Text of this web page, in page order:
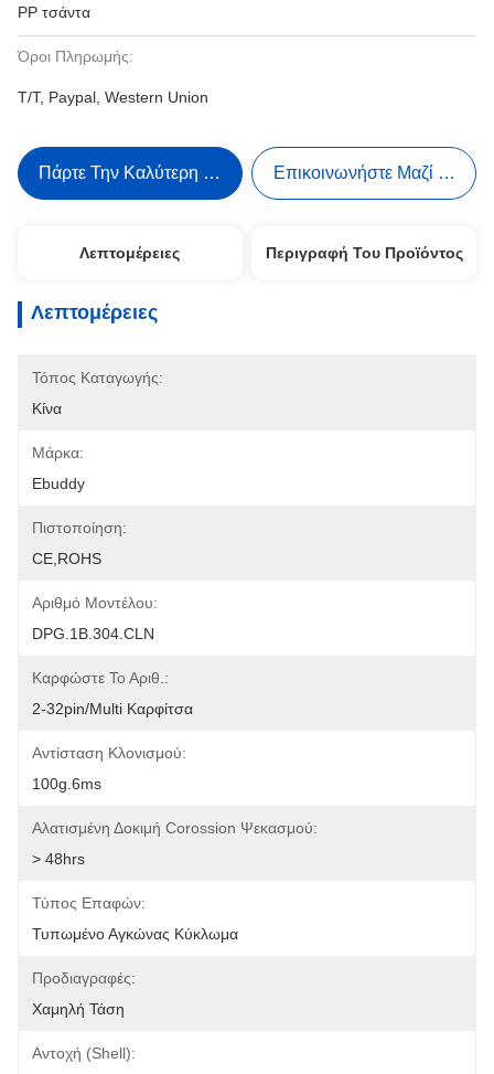
PP τσάντα
Όροι Πληρωμής:
T/T, Paypal, Western Union
Πάρτε Την Καλύτερη Τιμή Επικοινωνήστε Μαζί Μας
Λεπτομέρειες Περιγραφή Του Προϊόντος
Λεπτομέρειες
Τόπος Καταγωγής:
Κίνα
Μάρκα:
Ebuddy
Πιστοποίηση:
CE,ROHS
Αριθμό Μοντέλου:
DPG.1B.304.CLN
Καρφώστε Το Αριθ.:
2-32pin/Multi Καρφίτσα
Αντίσταση Κλονισμού:
100g.6ms
Αλατισμένη Δοκιμή Corossion Ψεκασμού:
> 48hrs
Τύπος Επαφών:
Τυπωμένο Αγκώνας Κύκλωμα
Προδιαγραφές:
Χαμηλή Τάση
Αντοχή (Shell):